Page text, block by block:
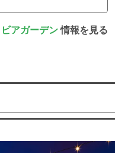
ビアガーデン情報を見る